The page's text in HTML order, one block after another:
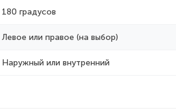
180 градусов
Левое или правое (на выбор)
Наружный или внутренний